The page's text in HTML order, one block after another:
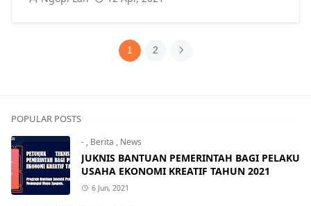
1 2
POPULAR POSTS
- , Berita , News
JUKNIS BANTUAN PEMERINTAH BAGI PELAKU
USAHA EKONOMI KREATIF TAHUN 2021
6 Jun, 2021